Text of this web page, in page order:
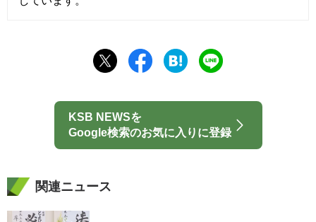
KSB NEWSを
Google検索のお気に入りに登録
関連ニュース